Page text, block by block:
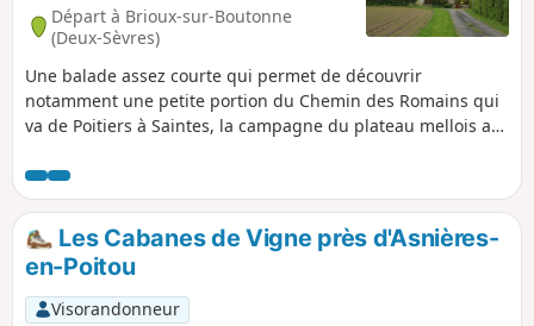
Départ à Brioux-sur-Boutonne
(Deux-Sèvres)
Une balade assez courte qui permet de découvrir
notamment une petite portion du Chemin des Romains qui
va de Poitiers à Saintes, la campagne du plateau mellois au
l'Aiguière et du Dauphin et surtout le magnifique Logis de
Vezançais avec son pigeonnier et ses douves.
Les Cabanes de Vigne près d'Asnières-
en-Poitou
Visorandonneur